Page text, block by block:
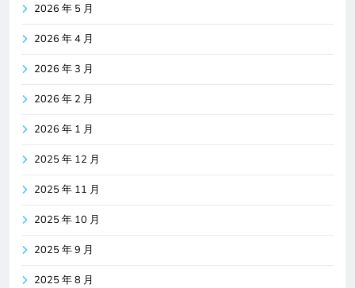
2026 年 5 月
2026 年 4 月
2026 年 3 月
2026 年 2 月
2026 年 1 月
2025 年 12 月
2025 年 11 月
2025 年 10 月
2025 年 9 月
2025 年 8 月